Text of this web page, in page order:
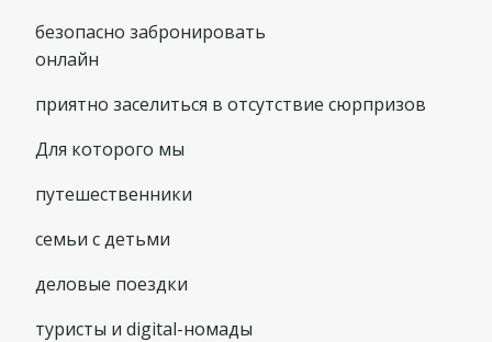
безопасно забронировать
онлайн
приятно заселиться в отсутствие сюрпризов
Для которого мы
путешественники
семьи с детьми
деловые поездки
туристы и digital-номады